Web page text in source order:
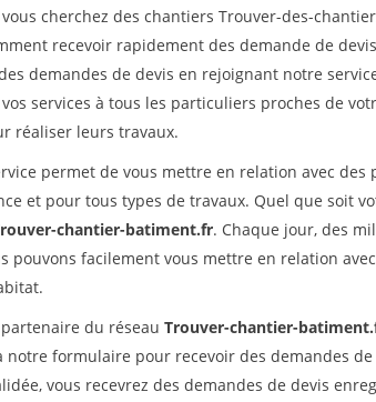
cherchez des chantiers Trouver-des-
recevoir rapidement des demande de
demandes de devis en rejoignant notre
services à tous les particuliers proches de
réaliser leurs travaux.
permet de vous mettre en relation avec
et pour tous types de travaux. Quel que soit
chantier-batiment.fr. Chaque jour, des
pouvons facilement vous mettre en relation
du réseau Trouver-chantier-
notre formulaire pour recevoir des demandes
vous recevrez des demandes de devis